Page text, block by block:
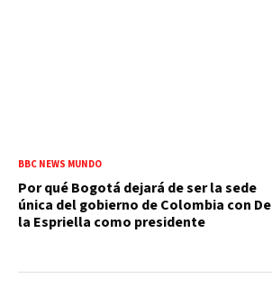
BBC NEWS MUNDO
Por qué Bogotá dejará de ser la sede
única del gobierno de Colombia con De
la Espriella como presidente